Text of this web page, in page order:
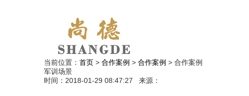
当前位置： 首页 > 合作案例 > 合作案例 > 合作案例
军训场景
时间：2018-01-29 08:47:27 来源：